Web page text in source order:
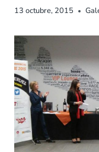
13 octubre, 2015